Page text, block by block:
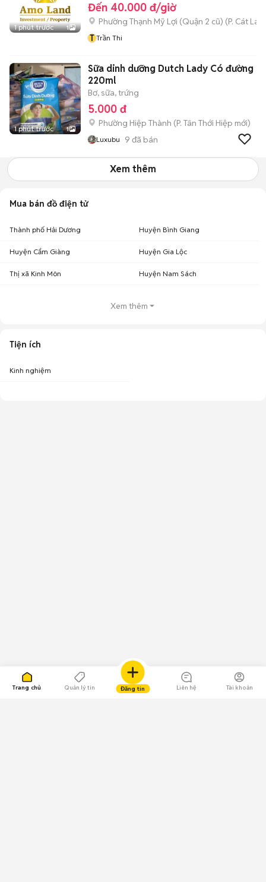
Trang chủ Quản lý tin Đăng tin Liên hệ Tài khoản
1 phút trước 1
Đến 40.000 đ/giờ
Phường Thạnh Mỹ Lợi (Quận 2 cũ) (P. Cát Lái
T Trần Thi
1 phút trước 1
Sữa dinh dưỡng Dutch Lady Có đường
220ml
Bơ, sữa, trứng
5.000 đ
Phường Hiệp Thành (P. Tân Thới Hiệp mới)
Luxubu 9 đã bán
Xem thêm
Mua bán đồ điện tử
Thành phố Hải Dương Huyện Bình Giang
Huyện Cẩm Giàng Huyện Gia Lộc
Thị xã Kinh Môn Huyện Nam Sách
Xem thêm
Tiện ích
Kinh nghiệm